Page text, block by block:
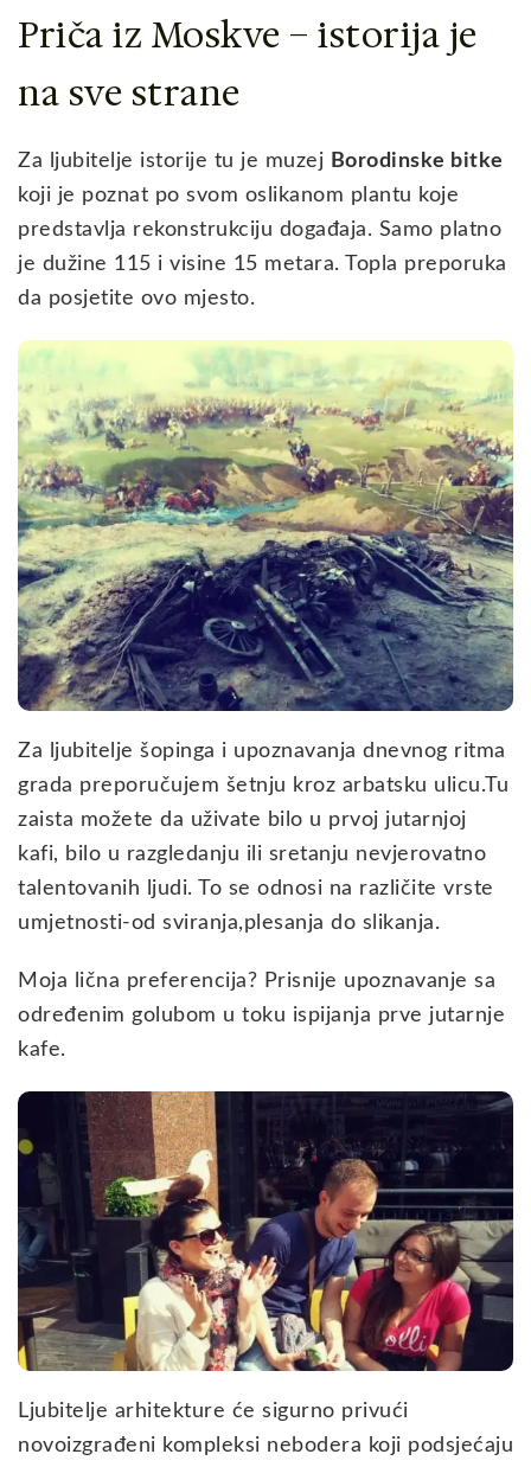
Priča iz Moskve – istorija je
na sve strane
Za ljubitelje istorije tu je muzej Borodinske bitke
koji je poznat po svom oslikanom plantu koje
predstavlja rekonstrukciju događaja. Samo platno
je dužine 115 i visine 15 metara. Topla preporuka
da posjetite ovo mjesto.
Za ljubitelje šopinga i upoznavanja dnevnog ritma
grada preporučujem šetnju kroz arbatsku ulicu.Tu
zaista možete da uživate bilo u prvoj jutarnjoj
kafi, bilo u razgledanju ili sretanju nevjerovatno
talentovanih ljudi. To se odnosi na različite vrste
umjetnosti-od sviranja,plesanja do slikanja.
Moja lična preferencija? Prisnije upoznavanje sa
određenim golubom u toku ispijanja prve jutarnje
kafe.
Ljubitelje arhitekture će sigurno privući
novoizgrađeni kompleksi nebodera koji podsjećaju